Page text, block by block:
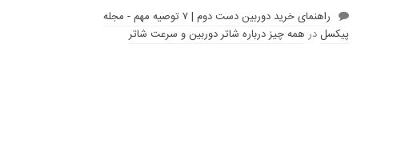
راهنمای خرید دوربین دست دوم | ۷ توصیه مهم - مجله
پیکسلدر همه چیز درباره شاتر دوربین و سرعت شاتر